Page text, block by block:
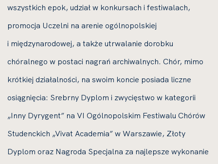
wszystkich epok, udział w konkursach i festiwalach,
promocja Uczelni na arenie ogólnopolskiej
i międzynarodowej, a także utrwalanie dorobku
chóralnego w postaci nagrań archiwalnych. Chór, mimo
krótkiej działalności, na swoim koncie posiada liczne
osiągnięcia: Srebrny Dyplom i zwycięstwo w kategorii
„Inny Dyrygent” na VI Ogólnopolskim Festiwalu Chórów
Studenckich „Vivat Academia” w Warszawie, Złoty
Dyplom oraz Nagroda Specjalna za najlepsze wykonanie